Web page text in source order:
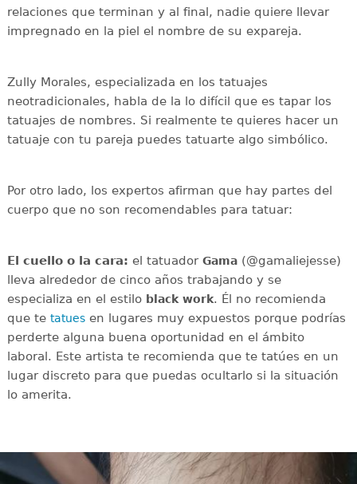
relaciones que terminan y al final, nadie quiere llevar
impregnado en la piel el nombre de su expareja.
Zully Morales, especializada en los tatuajes
neotradicionales, habla de la lo difícil que es tapar los
tatuajes de nombres. Si realmente te quieres hacer un
tatuaje con tu pareja puedes tatuarte algo simbólico.
Por otro lado, los expertos afirman que hay partes del
cuerpo que no son recomendables para tatuar:
El cuello o la cara: el tatuador Gama(@gamaliejesse)
lleva alrededor de cinco años trabajando y se
especializa en el estiloblack work. Él no recomienda
que te tatuesen lugares muy expuestos porque podrías
perderte alguna buena oportunidad en el ámbito
laboral. Este artista te recomienda que te tatúes en un
lugar discreto para que puedas ocultarlo si la situación
lo amerita.